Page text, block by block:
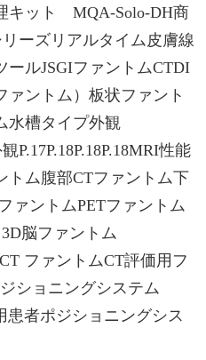
キット MQA-Solo-DH商
ーズリアルタイム皮膚線
ルJSGIファントムCTDI
ァントム）板状ファント
水槽タイプ外観
P.17P.18P.18P.18MRI性能
トム腹部CTファントム下
ァントムPETファントム
3D脳ファントム
ファントムCT評価用フ
ショニングシステム
患者ポジショニングシス